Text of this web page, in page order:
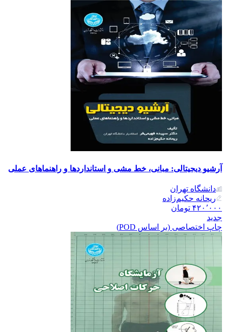
آرشیو دیجیتالی: مبانی، خط مشی و استانداردها و راهنماهای عملی
دانشگاه تهران
ریحانه حکیم‌زاده
۴۲۰٬۰۰۰ تومان
جدید
چاپ اختصاصی (بر اساس POD)